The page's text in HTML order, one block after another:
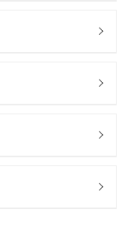



